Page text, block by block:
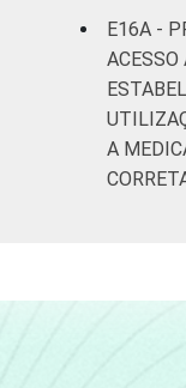
E16A -
ACESSO
A